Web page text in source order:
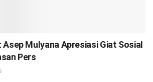
Mulyana Apresiasi Giat Sosial
Pers